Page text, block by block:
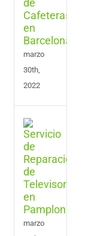
en
marzo
30th,
2022
de
en
marzo